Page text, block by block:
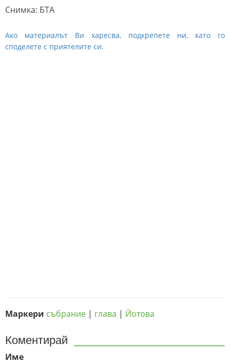
Снимка: БТА
Ако материалът Ви харесва, подкрепете ни, като го
споделете с приятелите си.
Маркери събрание | глава | Йотова
Коментирай
Име